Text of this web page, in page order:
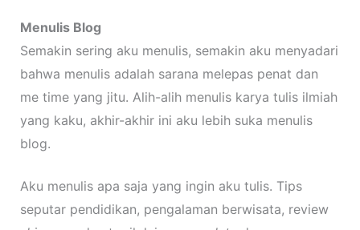
Menulis Blog
Semakin sering aku menulis, semakin aku menyadari
bahwa menulis adalah sarana melepas penat dan
me time yang jitu. Alih-alih menulis karya tulis ilmiah
yang kaku, akhir-akhir ini aku lebih suka menulis
blog.
Aku menulis apa saja yang ingin aku tulis. Tips
seputar pendidikan, pengalaman berwisata, review